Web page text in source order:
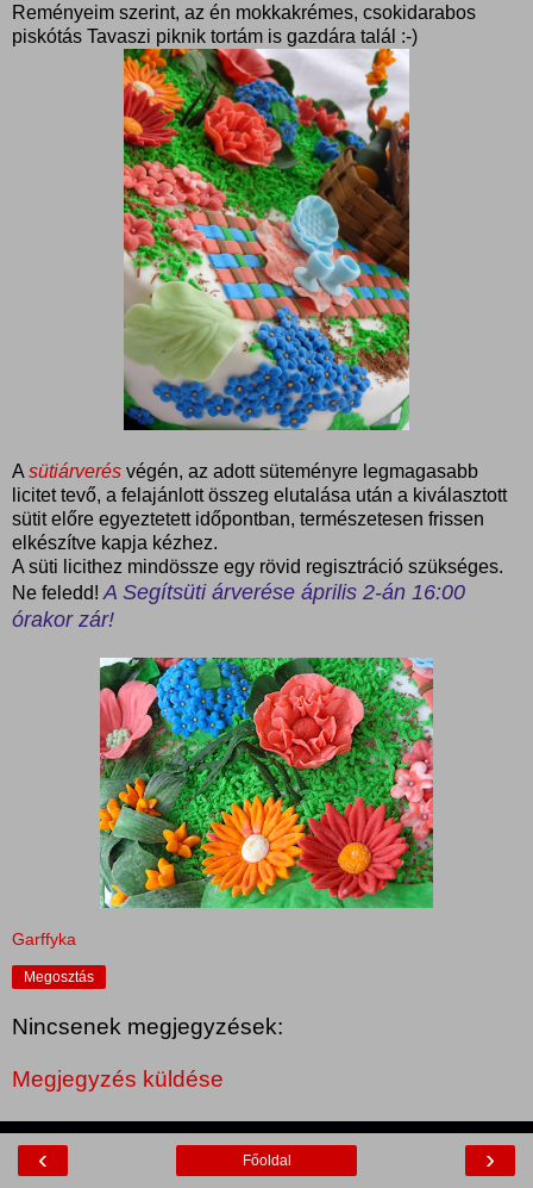
Reményeim szerint, az én mokkakrémes, csokidarabos
piskótás Tavaszi piknik tortám is gazdára talál :-)
A sütiárverés végén, az adott süteményre legmagasabb
licitet tevő, a felajánlott összeg elutalása után a kiválasztott
sütit előre egyeztetett időpontban, természetesen frissen
elkészítve kapja kézhez.
A süti licithez mindössze egy rövid regisztráció szükséges.
Ne feledd! A Segítsüti árverése április 2-án 16:00
órakor zár!
Garffyka
Megosztás
Nincsenek megjegyzések:
Megjegyzés küldése
‹ ›
Főoldal